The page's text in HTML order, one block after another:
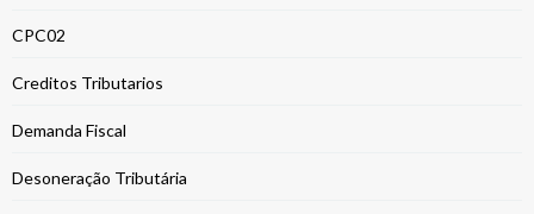
CPC02
Creditos Tributarios
Demanda Fiscal
Desoneração Tributária